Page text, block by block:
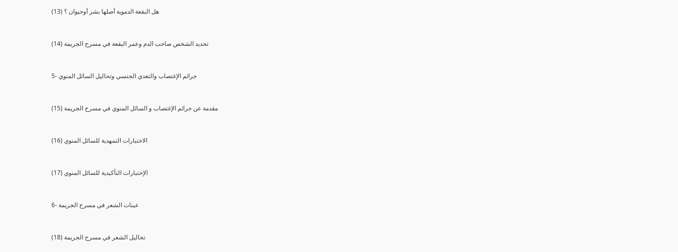
(13) هل البقعة الدموية أصلها بشر أوحيوان ؟
(14) تحديد الشخص صاحب الدم وعمر البقعة في مسرح الجريمة
5- جرائم الإغتصاب والتعدي الجنسي وتحاليل السائل المنوي
(15) مقدمة عن جرائم الإغتصاب و السائل المنوي في مسرح الجريمة
(16) الاختبارات التمهدية للسائل المنوي
(17) الإختبارات التأكيدية للسائل المنوي
6- عينات الشعر في مسرح الجريمة
(18) تحاليل الشعر في مسرح الجريمة